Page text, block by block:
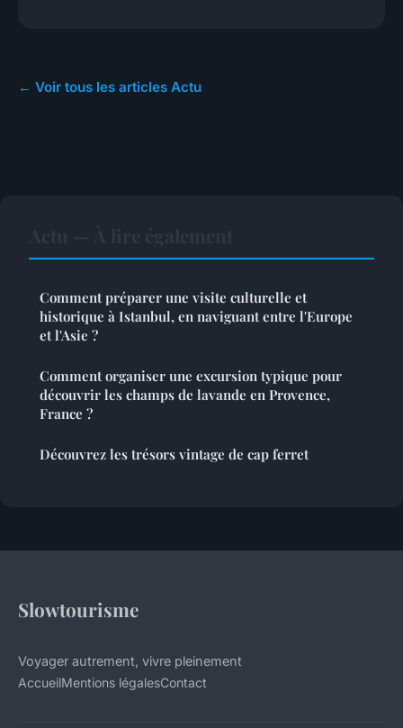
← Voir tous les articles Actu
Comment préparer une visite culturelle et
historique à Istanbul, en naviguant entre l'Europe
et l'Asie ?
Comment organiser une excursion typique pour
découvrir les champs de lavande en Provence,
France ?
Découvrez les trésors vintage de cap ferret
Slowtourisme
Voyager autrement, vivre pleinement
AccueilMentions légalesContact